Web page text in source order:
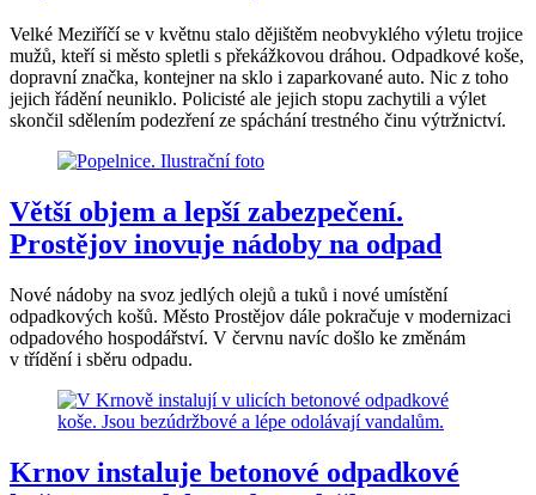
Velké Meziříčí se v květnu stalo dějištěm neobvyklého výletu trojice
mužů, kteří si město spletli s překážkovou dráhou. Odpadkové koše,
dopravní značka, kontejner na sklo i zaparkované auto. Nic z toho
jejich řádění neuniklo. Policisté ale jejich stopu zachytili a výlet
skončil sdělením podezření ze spáchání trestného činu výtržnictví.
Větší objem a lepší zabezpečení.
Prostějov inovuje nádoby na odpad
Nové nádoby na svoz jedlých olejů a tuků i nové umístění
odpadkových košů. Město Prostějov dále pokračuje v modernizaci
odpadového hospodářství. V červnu navíc došlo ke změnám
v třídění i sběru odpadu.
Krnov instaluje betonové odpadkové